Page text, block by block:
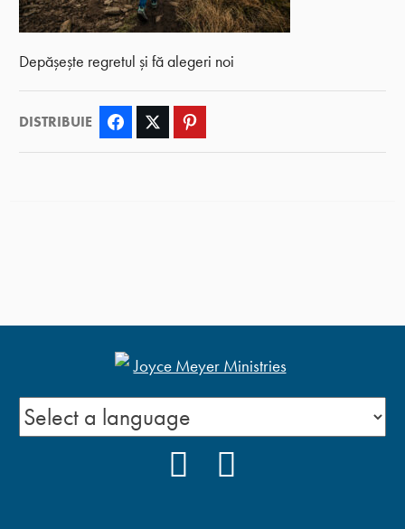
Depășește regretul și fă alegeri noi
DISTRIBUIE Facebook Twitter